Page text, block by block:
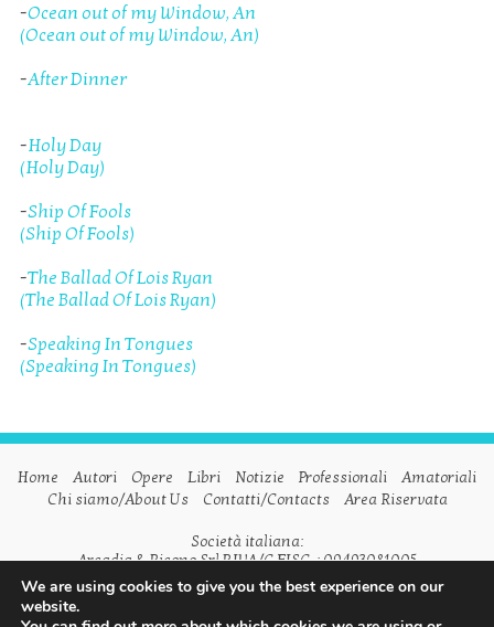
-Ocean out of my Window, An
(Ocean out of my Window, An)
-After Dinner
-Holy Day
(Holy Day)
-Ship Of Fools
(Ship Of Fools)
-The Ballad Of Lois Ryan
(The Ballad Of Lois Ryan)
-Speaking In Tongues
(Speaking In Tongues)
Home Autori Opere Libri Notizie Professionali
Amatoriali
Chi siamo/About Us
Contatti/Contacts Area Riservata
Società italiana:
Arcadia & Ricono Srl P.IVA/C.FISC. : 09493081005
Società inglese:
Arcadia & Ricono Ltd VAT n. GB798542175
We are using cookies to give you the best experience on our
website.